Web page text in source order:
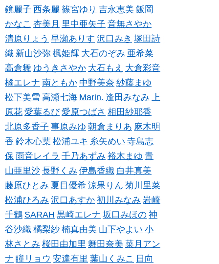
鏡麗子 西条麗 篠宮ゆり 吉永恵美 飯岡
かなこ 杏美月 里中亜矢子 音無さやか
清原りょう 早瀬ありす 沢口みき 塚田詩
織 新山沙弥 楓姫輝 大石のぞみ 亜希菜
高倉舞 ゆうきさやか 大石もえ 大倉彩音
橘エレナ 南ともか 中野美奈 紗藤まゆ
松下美雪 高瀬七海 Marin. 逢田みなみ 上
原花 愛葉るび 愛原つばさ 相田紗耶香
北原多香子 事原みゆ 朝倉まりあ 麻木明
香 鈴木心葉 松浦ユキ 糸矢めい 寺島志
保 雨音レイラ 千乃あずみ 裕木まゆ 青
山亜里沙 長野くみ 伊島香織 白井真美
藤原ひとみ 夏目優希 涼果りん 菊川里菜
松浦ひろみ 沢口あすか 初川みなみ 岩崎
千鶴 SARAH 黒崎エレナ 坂口みほの 神
谷沙織 橘梨紗 楠真由美 山下やよい 小
林さとみ 桜田由加里 舞田奈美 菜月アン
ナ 瞳リョウ 安達有里 葉山くみこ 日向